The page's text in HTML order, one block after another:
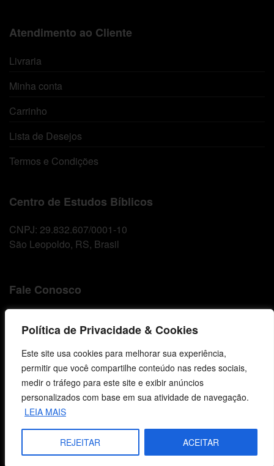
Política de Privacidade & Cookies
Este site usa cookies para melhorar sua experiência,
permitir que você compartilhe conteúdo nas redes sociais,
medir o tráfego para este site e exibir anúncios
personalizados com base em sua atividade de navegação.
LEIA MAIS
REJEITAR ACEITAR
Atendimento ao Cliente
Livraria
Minha conta
Carrinho
Lista de Desejos
Termos e Condições
Centro de Estudos Bíblicos
CNPJ: 29.832.607/0001-10
São Leopoldo, RS, Brasil
Fale Conosco
vendas@cebi.org.br
comunicacao@cebi.org.br
WhatsApp / Vendas
+55 (51) 99734-4518
WhatsApp / Comunicação
+55 (51) 99799-3041